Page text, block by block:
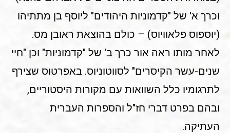
וכרך א' של "קדמוניות היהודים" ליוסף בן מתתיהו
(יוספוס פלאוויוס) – כולם בהוצאת ראובן מס.
לאחר מותו ראה אור כרך ב' של "קדמוניות" וכן "חיי
שנים-עשר הקיסרים" לסווטוניוס. באפרטוס שצירף
לתרגומיו כלל השוואות עם מקורות היסטוריים,
ובהם בפרט דברי חז"ל והספרות העברית
העתיקה.